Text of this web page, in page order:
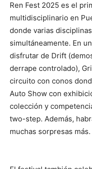
Ren Fest 2025 es el
multidisciplinario en
donde varias
simultáneamente. En
disfrutar de Drift
derrape controlado),
circuito con conos
Auto Show con
colección y
two-step. Además,
muchas sorpresas más.